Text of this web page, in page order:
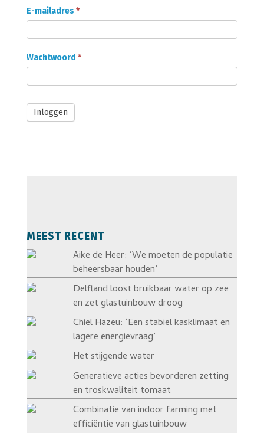
Onder
Glas
Abonnee
login
E-mailadres *
Wachtwoord *
Inloggen
MEEST RECENT
Aike de Heer: ‘We moeten de populatie
beheersbaar houden’
Delfland loost bruikbaar water op zee
en zet glastuinbouw droog
Chiel Hazeu: ‘Een stabiel kasklimaat en
lagere energievraag’
Het stijgende water
Generatieve acties bevorderen zetting
en troskwaliteit tomaat
Combinatie van indoor farming met
efficiëntie van glastuinbouw